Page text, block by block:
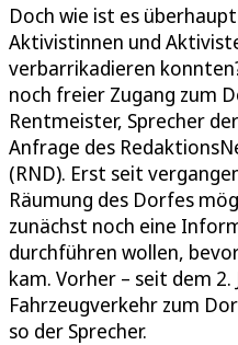
Doch wie ist es
Aktivistinnen und
verbarrikadieren
noch freier Zugang zum
Rentmeister, Sprecher
Anfrage des
(RND). Erst seit
Räumung des Dorfes
zunächst noch eine
durchführen wollen,
kam. Vorher – seit dem 2.
Fahr­zeug­verkehr zum
so der Sprecher.